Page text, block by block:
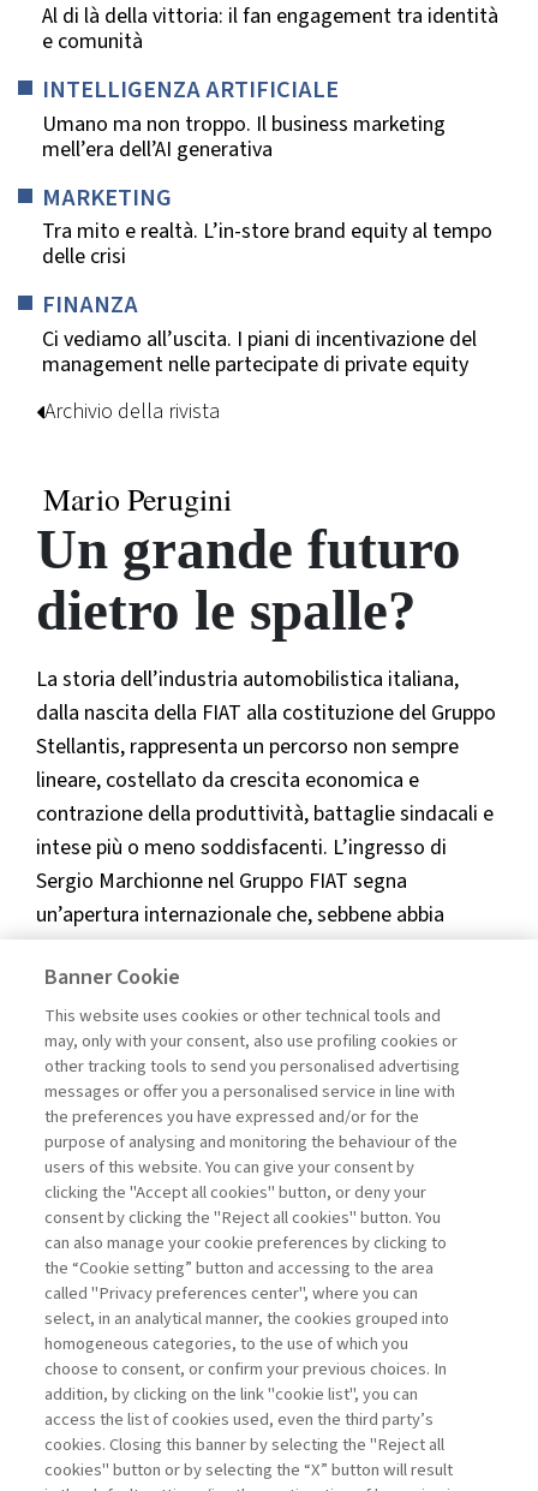
Al di là della vittoria: il fan engagement tra identità
e comunità
INTELLIGENZA ARTIFICIALE
Umano ma non troppo. Il business marketing
mell’era dell’AI generativa
MARKETING
Tra mito e realtà. L’in-store brand equity al tempo
delle crisi
FINANZA
Ci vediamo all’uscita. I piani di incentivazione del
management nelle partecipate di private equity
Archivio della rivista
Mario Perugini
Un grande futuro
dietro le spalle?
La storia dell’industria automobilistica italiana,
dalla nascita della FIAT alla costituzione del Gruppo
Stellantis, rappresenta un percorso non sempre
lineare, costellato da crescita economica e
contrazione della produttività, battaglie sindacali e
intese più o meno soddisfacenti. L’ingresso di
Sergio Marchionne nel Gruppo FIAT segna
un’apertura internazionale che, sebbene abbia
evitato il tracollo dell’azienda, ha indubbiamente
spostato all’estero il baricentro decisionale.
L'ACCESSO A QUESTO
CONTENUTO E' RISERVATO AGLI
UTENTI ABBONATI
Sei abbonato?ESEGUI L'ACCESSOoppure
ABBONATI.
Banner Cookie
This website uses cookies or other technical tools and
may, only with your consent, also use profiling cookies or
other tracking tools to send you personalised advertising
messages or offer you a personalised service in line with
the preferences you have expressed and/or for the
purpose of analysing and monitoring the behaviour of the
users of this website. You can give your consent by
clicking the "Accept all cookies" button, or deny your
consent by clicking the "Reject all cookies" button. You
can also manage your cookie preferences by clicking to
the “Cookie setting” button and accessing to the area
called "Privacy preferences center", where you can
select, in an analytical manner, the cookies grouped into
homogeneous categories, to the use of which you
choose to consent, or confirm your previous choices. In
addition, by clicking on the link "cookie list", you can
access the list of cookies used, even the third party’s
cookies. Closing this banner by selecting the "Reject all
cookies" button or by selecting the “X” button will result